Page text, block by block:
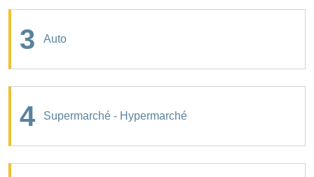
3 Auto
4 Supermarché - Hypermarché